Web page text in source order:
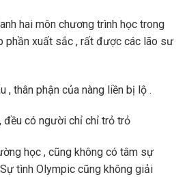
hai môn chương trình học trong
phần xuất sắc , rất được các lão sư
, thân phận của nàng liền bị lộ .
đều có người chỉ chỉ trỏ trỏ
học , cũng không có tâm sự
tình Olympic cũng không giải